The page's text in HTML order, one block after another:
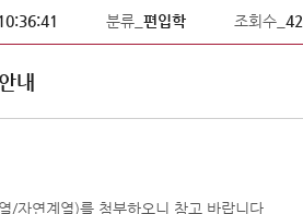
분류_ 편입학 조회수_
내
/자연계열)를 첨부하오니 참고 바랍니다.